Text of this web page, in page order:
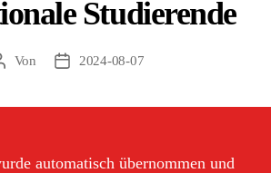
Studierende
Von Veröffentlichungsdatum
2024-08-07
automatisch übernommen und